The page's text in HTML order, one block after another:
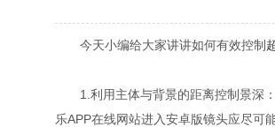
今天小编给大家讲讲如何有效控制
1.利用主体与背景的距离控制景深：
乐APP在线网站进入安卓版镜头应尽可能靠